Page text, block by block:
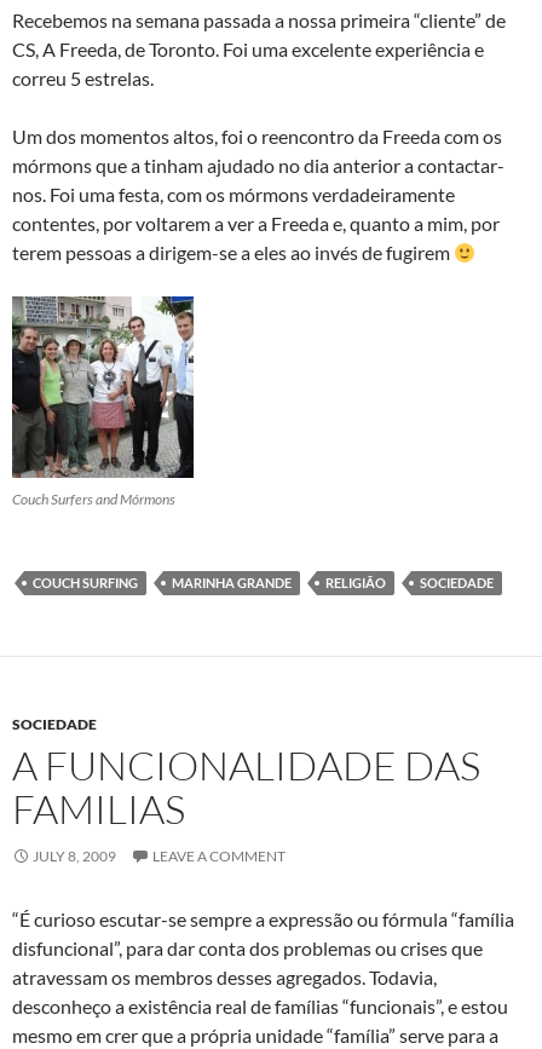
Recebemos na semana passada a nossa primeira “cliente” de
CS, A Freeda, de Toronto. Foi uma excelente experiência e
correu 5 estrelas.
Um dos momentos altos, foi o reencontro da Freeda com os
mórmons que a tinham ajudado no dia anterior a contactar-
nos. Foi uma festa, com os mórmons verdadeiramente
contentes, por voltarem a ver a Freeda e, quanto a mim, por
terem pessoas a dirigem-se a eles ao invés de fugirem
Couch Surfers and Mórmons
COUCH SURFING MARINHA GRANDE RELIGIÃO SOCIEDADE
SOCIEDADE
A FUNCIONALIDADE DAS
FAMILIAS
JULY 8, 2009 LEAVE A COMMENT
“É curioso escutar-se sempre a expressão ou fórmula “família
disfuncional”, para dar conta dos problemas ou crises que
atravessam os membros desses agregados. Todavia,
desconheço a existência real de famílias “funcionais”, e estou
mesmo em crer que a própria unidade “família” serve para a